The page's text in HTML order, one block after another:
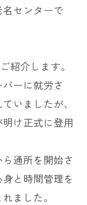
センターで
紹介します。
ーに就労さ
いましたが、
け正式に登用
通所を開始さ
と時間管理を
ました。